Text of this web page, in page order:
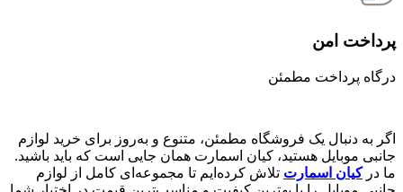
پرداخت امن
درگاه پرداخت مطمئن
اگر به دنبال یک فروشگاه مطمئن، متنوع و به‌روز برای خرید لوازم
جانبی موبایل هستید، کیان اسمارت همان جایی است که باید باشید.
ما درکیان اسمارت تلاش کرده‌ایم تا مجموعه‌ای کامل از لوازم